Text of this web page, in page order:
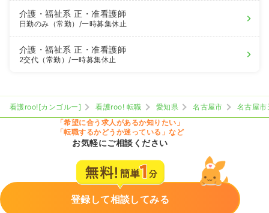
介護・福祉系正・准看護師
日勤のみ（常勤） /一時募集休止
介護・福祉系正・准看護師
2交代（常勤）/一時募集休止
看護roo![カンゴルー] 看護roo! 転職 愛知県 名古屋市
名古屋市
「希望に合う求人があるか知りたい」
「転職するかどうか迷っている」など
お気軽にご相談ください
登録して相談してみる